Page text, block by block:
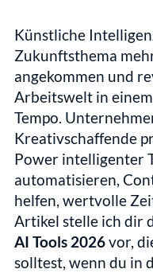
Künstliche
Zukunftsthema
angekommen und
Arbeitswelt in
Tempo.
Kreativschaffende
Power intelligenter
automatisieren,
helfen, wertvolle
AI Tools 2026 vor,
solltest, wenn du in